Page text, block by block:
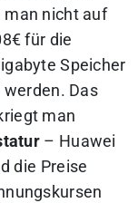
man nicht auf
für die
Speicher
Das
man
– Huawei
die Preise